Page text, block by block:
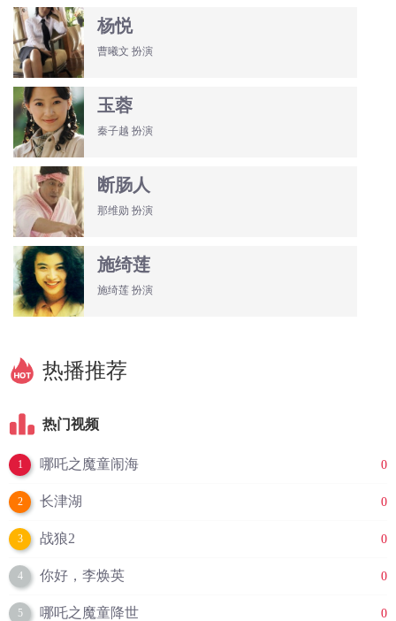
杨悦
曹曦文 扮演
玉蓉
秦子越 扮演
断肠人
那维勋 扮演
施绮莲
施绮莲 扮演
热播推荐
热门视频
1 哪吒之魔童闹海 0
2 长津湖 0
3 战狼2 0
4 你好，李焕英 0
5 哪吒之魔童降世 0